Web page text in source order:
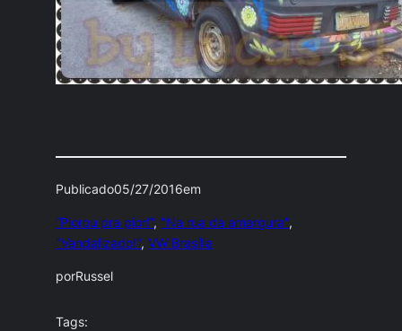
Publicado05/27/2016em
“Piorou pra pior!”, "Na rua da amargura"
"Vandalizado!", VW Brasília
porRussel
Tags: